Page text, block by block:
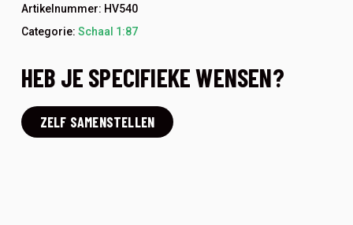
Artikelnummer: HV540
Categorie: Schaal 1:87
HEB JE SPECIFIEKE WENSEN?
ZELF SAMENSTELLEN